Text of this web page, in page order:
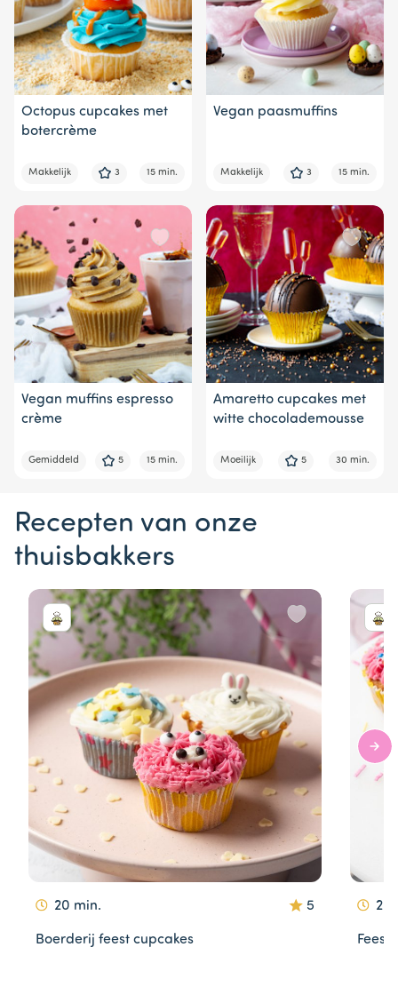
Octopus cupcakes met
botercrème
Makkelijk 3 15 min.
Vegan paasmuffins
Makkelijk 3 15 min.
Vegan muffins espresso
crème
Gemiddeld 5 15 min.
Amaretto cupcakes met
witte chocolademousse
Moeilijk 5 30 min.
Recepten van onze
thuisbakkers
20 min. 5
Boerderij feest cupcakes
20
Feest